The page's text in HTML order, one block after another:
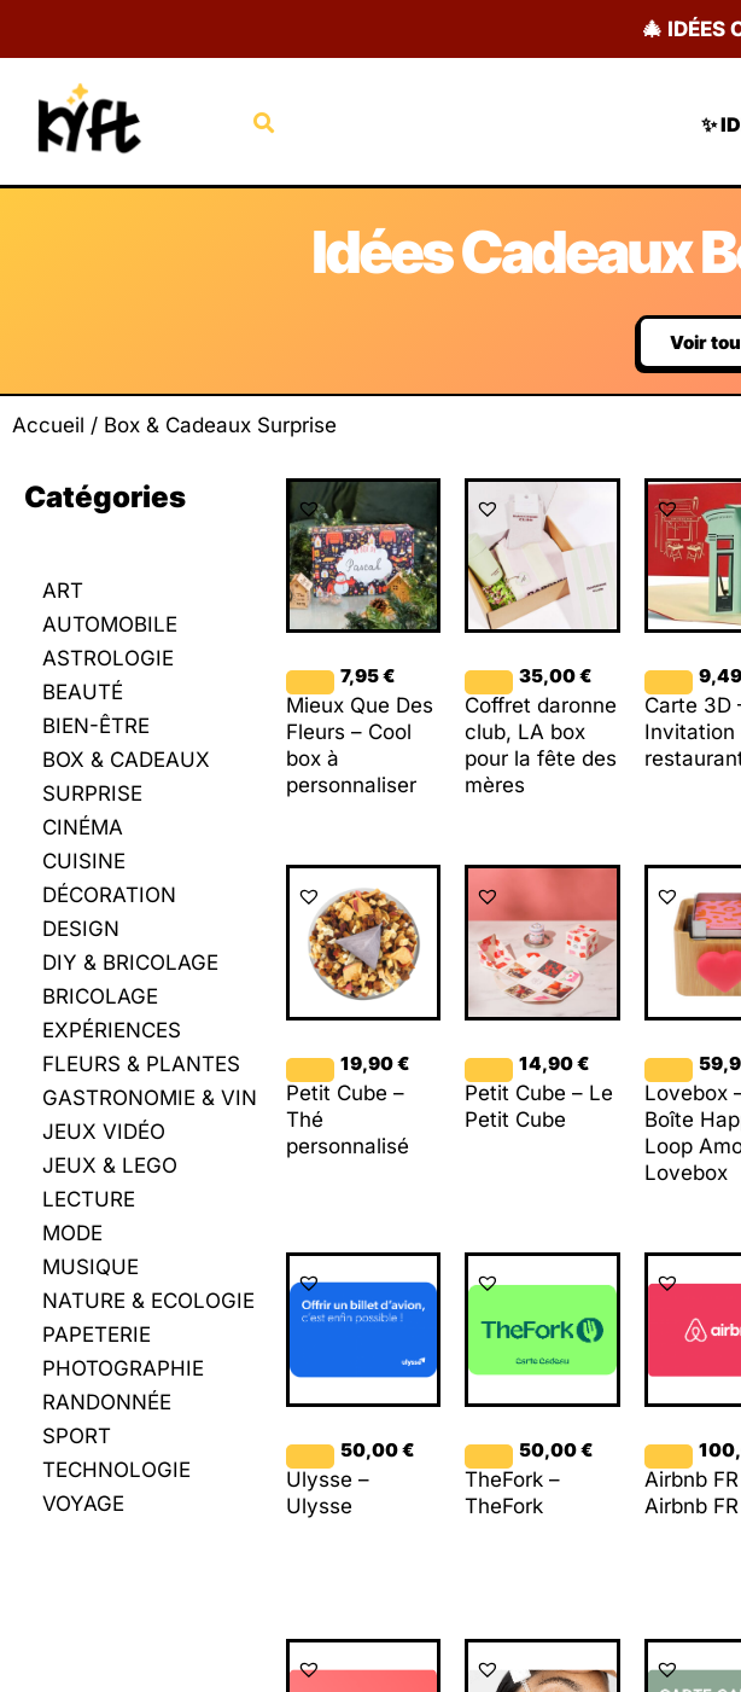
contenu
🎄 IDÉES
Rechercher ✨
Idées Cadeaux
Voir
Accueil / Box & Cadeaux Surprise
Catégories
ART
AUTOMOBILE
ASTROLOGIE
BEAUTÉ
BIEN-ÊTRE
BOX & CADEAUX
SURPRISE
CINÉMA
CUISINE
DÉCORATION
DESIGN
DIY & BRICOLAGE
BRICOLAGE
EXPÉRIENCES
FLEURS & PLANTES
GASTRONOMIE & VIN
JEUX VIDÉO
JEUX & LEGO
LECTURE
MODE
MUSIQUE
NATURE & ECOLOGIE
PAPETERIE
PHOTOGRAPHIE
RANDONNÉE
SPORT
TECHNOLOGIE
VOYAGE
7,95€
Mieux Que Des
Fleurs – Cool
box à
personnaliser
35,00€
Coffret daronne
club, LA box
pour la fête des
mères
9,49
Carte 3D
Invitation
19,90€
Petit Cube –
Thé
personnalisé
14,90€
Petit Cube – Le
Petit Cube
Lovebox
Boîte
Loop
Lovebox
50,00€
Ulysse –
Ulysse
50,00€
TheFork –
TheFork
Airbnb
Airbnb FR